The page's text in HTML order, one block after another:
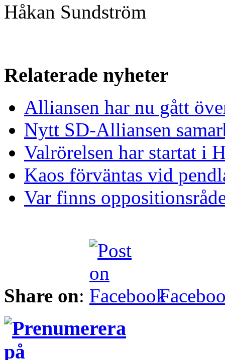
Håkan Sundström
Relaterade nyheter
Alliansen har nu gått
Nytt SD-Alliansen
Valrörelsen har startat i
Kaos förväntas vid
Var finns
Share on: